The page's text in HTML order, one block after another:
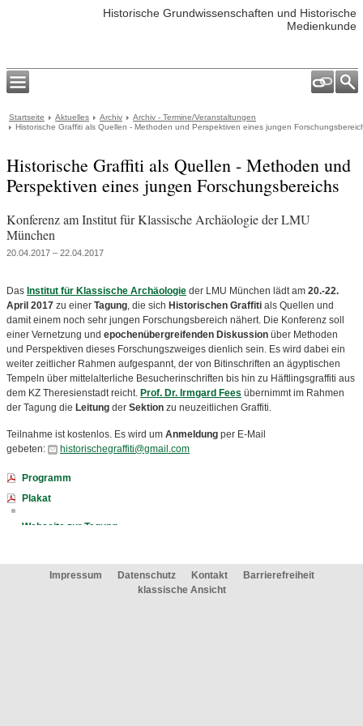
Historische Grundwissenschaften und Historische
Medienkunde
Startseite Aktuelles Archiv
Archiv - Termine/Veranstaltungen
Historische Graffiti als Quellen - Methoden und Perspektiven eines jungen
Historische Graffiti als Quellen - Methoden und
Perspektiven eines jungen Forschungsbereichs
Konferenz am Institut für Klassische Archäologie der LMU
München
20.04.2017 – 22.04.2017
Das Institut für Klassische Archäologie der LMU München lädt am 20.-22.
April 2017 zu einer Tagung, die sich Historischen Graffiti als Quellen und
damit einem noch sehr jungen Forschungsbereich nähert. Die Konferenz soll
einer Vernetzung und epochenübergreifenden Diskussion über Methoden
und Perspektiven dieses Forschungszweiges dienlich sein. Es wird dabei ein
weiter zeitlicher Rahmen aufgespannt, der von Bitinschriften an ägyptischen
Tempeln über mittelalterliche Besucherinschriften bis hin zu Häftlingsgraffiti aus
dem KZ Theresienstadt reicht. Prof. Dr. Irmgard Fees übernimmt im Rahmen
der Tagung die Leitung der Sektion zu neuzeitlichen Graffiti.
Teilnahme ist kostenlos. Es wird um Anmeldung per E-Mail
gebeten:
historischegraffiti@gmail.com
Programm
Plakat
Webseite zur Tagung
Impressum Datenschutz Kontakt
Barrierefreiheit
klassische Ansicht